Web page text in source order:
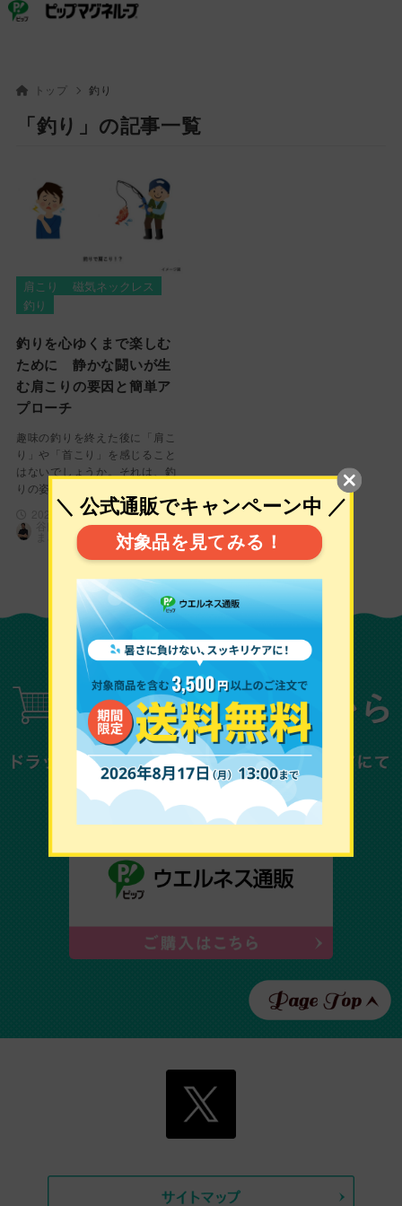
ピップ
トップ 釣り
「釣り」の記事一覧
肩こり
磁気ネックレス
釣り
釣りを心ゆくまで楽しむ
ために 静かな闘いが生
む肩こりの要因と簡単ア
プローチ
趣味の釣りを終えた後に「肩こ
り」や「首こり」を感じること
はないでしょうか。それは、釣
りの姿勢が及ぼ…
2026年4月30日
谷口 典正（たにぐち のり